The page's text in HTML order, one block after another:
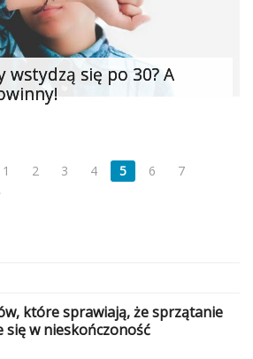
wstydzą się po 30? A
1 2 3 4 5 6
7
które sprawiają, że sprzątanie
się w nieskończoność